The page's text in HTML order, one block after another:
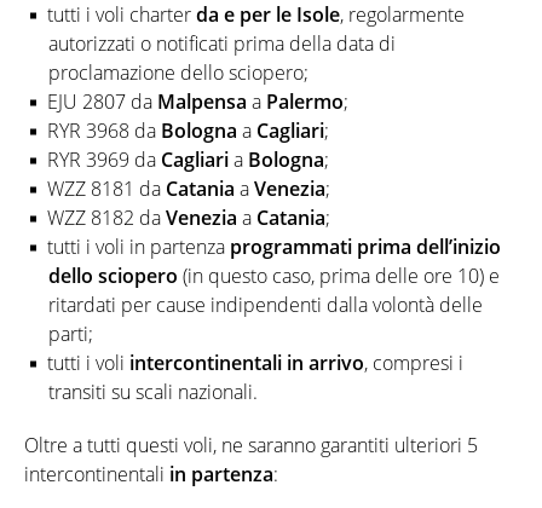
tutti i voli charterda e per le Isole, regolarmente
autorizzati o notificati prima della data di
proclamazione dello sciopero;
EJU 2807 da Malpensa a Palermo;
RYR 3968 da Bologna a Cagliari;
RYR 3969 da Cagliaria Bologna;
WZZ 8181 da Catania aVenezia;
WZZ 8182 daVenezia a Catania;
tutti i voli in partenza programmati prima dell’inizio
dello sciopero (in questo caso, prima delle ore 10) e
ritardati per cause indipendenti dalla volontà delle
parti;
tutti i voli intercontinentali in arrivo, compresi i
transiti su scali nazionali.
Oltre a tutti questi voli, ne saranno garantiti ulteriori 5
intercontinentali in partenza: